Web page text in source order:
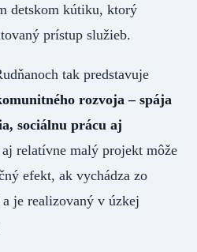
detskom kútiku, ktorý
prístup služieb.
tak predstavuje
rozvoja – spája
sociálnu prácu aj
relatívne malý projekt môže
efekt, ak vychádza zo
je realizovaný v úzkej